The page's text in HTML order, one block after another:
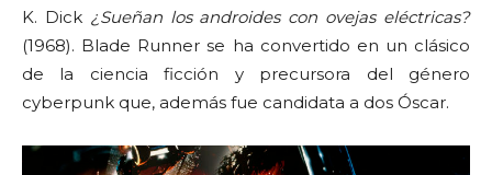
K. Dick ¿Sueñan los androides con ovejas eléctricas?
(1968). Blade Runner se ha convertido en un clásico
de la ciencia ficción y precursora del género
cyberpunk que, además fue candidata a dos Óscar.